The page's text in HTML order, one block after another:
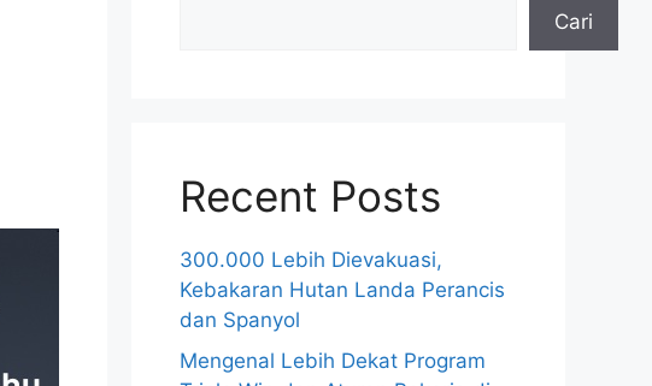
Cari
Recent Posts
300.000 Lebih Dievakuasi,
Kebakaran Hutan Landa Perancis
dan Spanyol
Mengenal Lebih Dekat Program